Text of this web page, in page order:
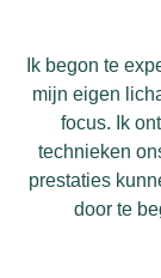
Ik begon te
mijn eigen
focus. Ik
technieken
prestaties
door te